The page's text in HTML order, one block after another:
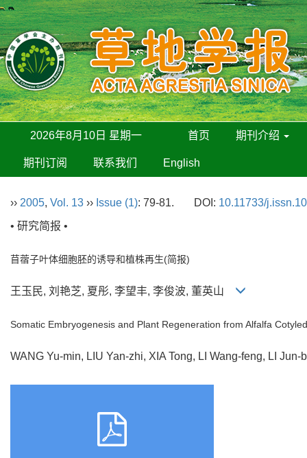
2026年8月10日 星期一 首页 期刊介绍
期刊订阅 联系我们 English
›› 2005, Vol. 13 ›› Issue (1): 79-81. DOI: 10.11733/
• 研究简报 •
苜蓿子叶体细胞胚的诱导和植株再生(简报)
王玉民, 刘艳芝, 夏彤, 李望丰, 李俊波, 董英山
Somatic Embryogenesis and Plant Regeneration from Alfalfa
WANG Yu-min, LIU Yan-zhi, XIA Tong, LI Wang-feng, LI